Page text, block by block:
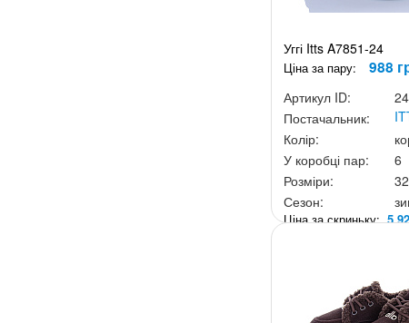
Уггі Itts A7851-24
Ціна за пару: 988
Артикул ID:
Постачальник:
Колір:
У коробці пар:
6
Розміри:
Сезон:
Ціна за скриньку:5